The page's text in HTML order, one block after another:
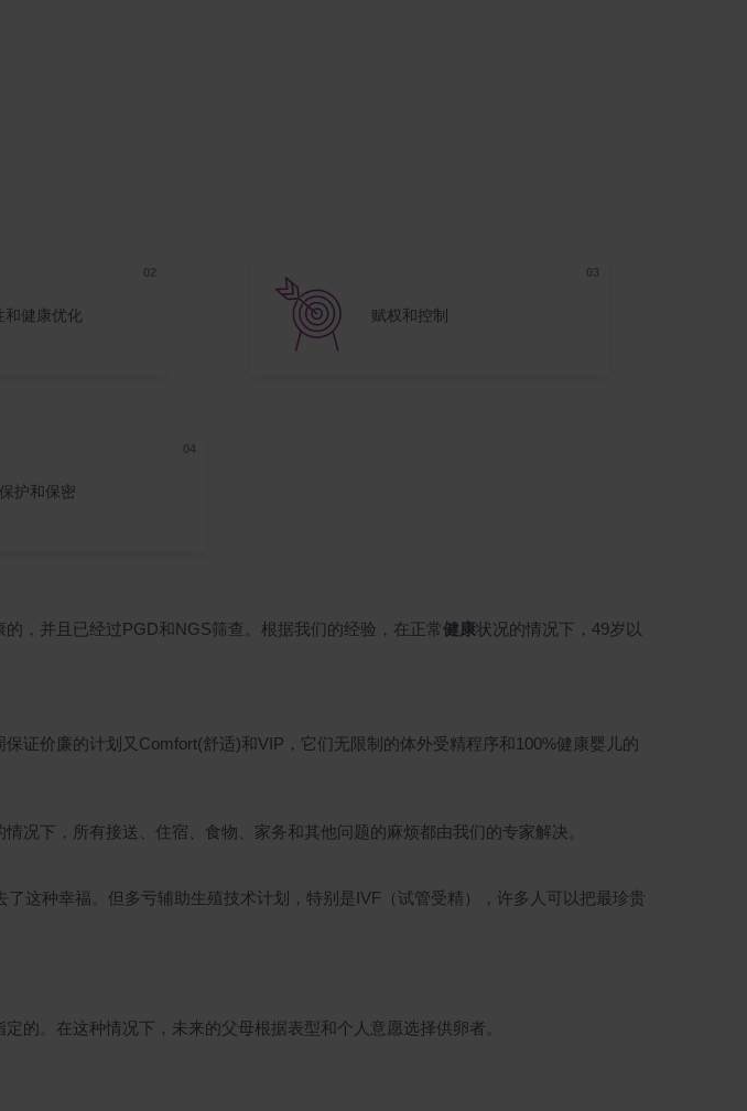
和健康优化 赋权和控制
护和保密
，并且已经过PGD和NGS筛查。根据我们的经验，在正常健康状况的情况下，49岁以
证价廉的计划又Comfort(舒适)和VIP，它们无限制的体外受精程序和100%健康婴儿的
况下，所有接送、住宿、食物、家务和其他问题的麻烦都由我们的专家解决。
这种幸福。但多亏辅助生殖技术计划，特别是IVF（试管受精），许多人可以把最珍贵
的。在这种情况下，未来的父母根据表型和个人意愿选择供卵者。